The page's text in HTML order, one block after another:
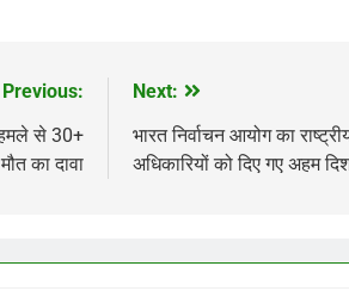
Previous:
हमले से 30+
का दावा
Next:
भारत निर्वाचन आयोग का
अधिकारियों को दिए गए अहम